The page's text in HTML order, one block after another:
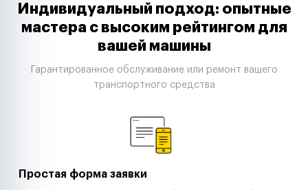
Таксопарки
Автодилеры
Строительные компании
Аренда спецтехники
Индивидуальный подход: опытные
мастера с высоким рейтингом для
вашей машины
Гарантированное обслуживание или ремонт вашего
транспортного средства
Простая форма заявки